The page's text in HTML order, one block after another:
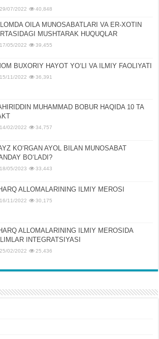
29/07/2022 40,848
OILA MUNOSABATLARI VA ER-XOTIN
MUSHTARAK HUQUQLAR
17/05/2022 39,455
BUXORIY HAYOT YOʻLI VA ILMIY FAOLIYATI
15/11/2022 36,391
MUHAMMAD BOBUR HAQIDA 10 TA
14/02/2022 34,757
KOʻRGAN AYOL BILAN MUNOSABAT
BOʻLADI?
18/05/2023 33,443
ALLOMALARINING ILMIY MEROSI
16/11/2022 30,175
ALLOMALARINING ILMIY MЕROSIDA
INTЕGRATSIYASI
25/02/2022 25,436